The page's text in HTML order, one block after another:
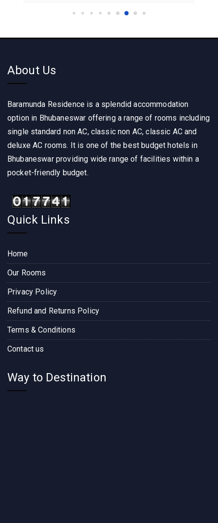
About Us
Baramunda Residence is a splendid accommodation
option in Bhubaneswar offering a range of rooms including
single standard non AC, classic non AC, classic AC and
deluxe AC rooms. It is one of the best budget hotels in
Bhubaneswar providing wide range of facilities within a
pocket-friendly budget.
Quick Links
Home
Our Rooms
Privacy Policy
Refund and Returns Policy
Terms & Conditions
Contact us
Way to Destination